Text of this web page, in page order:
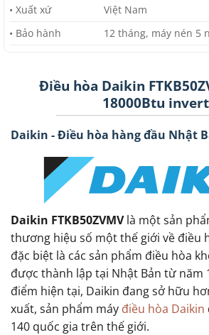
• Xuất xứ
Việt Nam
• Bảo hành
12 tháng, máy nén 5
Điều hòa Daikin
18000Btu
Daikin - Điều hòa hàng đầu Nhật
Daikin FTKB50ZVMVlà một sản
thương hiệu số một thế giới về điều
đặc biệt là các sản phẩm điều hòa
được thành lập tại Nhật Bản từ năm
điểm hiện tại, Daikin đang sở hữu
xuất, sản phẩm máy điều hòa Daikin
140 quốc gia trên thế giới.